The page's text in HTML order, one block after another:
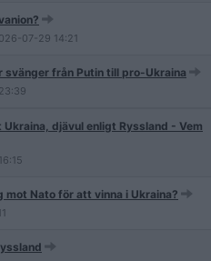
07-29 14:21
svänger från Putin till pro-Ukraina
23:39
djävul enligt Ryssland - Vem
16:15
Nato för att vinna i Ukraina?